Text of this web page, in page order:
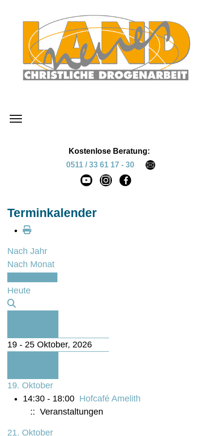
Kostenlose Beratung:
0511 / 33 61 17 - 30
Terminkalender
Nach Jahr
Nach Monat
Heute
19 - 25 Oktober, 2026
19. Oktober
14:30 - 18:00 Hofcafé Amelith
:: Veranstaltungen
21. Oktober